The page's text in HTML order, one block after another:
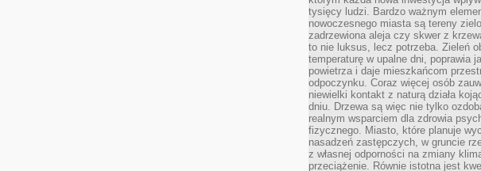
tysięcy ludzi. Bardzo ważnym
nowoczesnego miasta są tereny
zadrzewiona aleja czy skwer z
to nie luksus, lecz potrzeba. Zieleń
temperaturę w upalne dni, poprawia
powietrza i daje mieszkańcom
odpoczynku. Coraz więcej osób
niewielki kontakt z naturą działa
dniu. Drzewa są więc nie tylko
realnym wsparciem dla zdrowia
fizycznego. Miasto, które planuje
nasadzeń zastępczych, w gruncie
z własnej odporności na zmiany
przeciążenie. Równie istotna jest